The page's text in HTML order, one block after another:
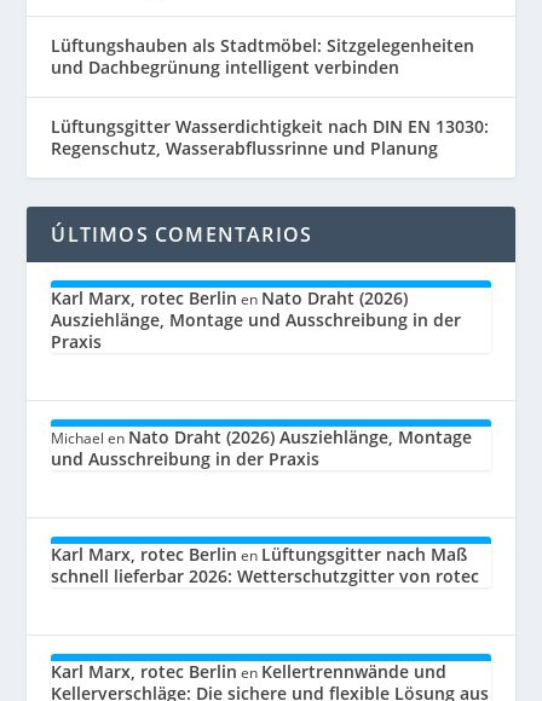
Lüftungshauben als Stadtmöbel: Sitzgelegenheiten
und Dachbegrünung intelligent verbinden
Lüftungsgitter Wasserdichtigkeit nach DIN EN 13030:
Regenschutz, Wasserabflussrinne und Planung
ÚLTIMOS COMENTARIOS
Karl Marx, rotec Berlin en Nato Draht (2026)
Ausziehlänge, Montage und Ausschreibung in der
Praxis
Michael en Nato Draht (2026) Ausziehlänge, Montage
und Ausschreibung in der Praxis
Karl Marx, rotec Berlin en Lüftungsgitter nach Maß
schnell lieferbar 2026: Wetterschutzgitter von rotec
Karl Marx, rotec Berlin en Kellertrennwände und
Kellerverschläge: Die sichere und flexible Lösung aus